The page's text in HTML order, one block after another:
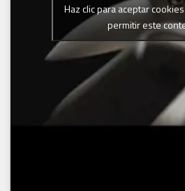
Haz clic para aceptar
permitir este